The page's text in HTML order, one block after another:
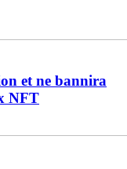
et ne bannira
NFT